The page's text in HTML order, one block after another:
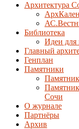
Архитектура
Библиотека
Идеи для
Главный
Генплан
Памятники
Сочи
О журнале
Партнёры
Архив